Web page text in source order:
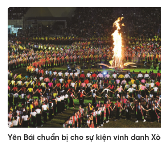
Yên Bái chuẩn bị cho sự kiện vinh danh